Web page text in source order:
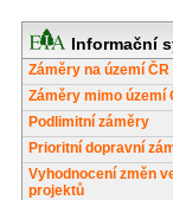
Informační
Záměry na území ČR
Záměry mimo území
Podlimitní záměry
Prioritní dopravní
Vyhodnocení změn
projektů